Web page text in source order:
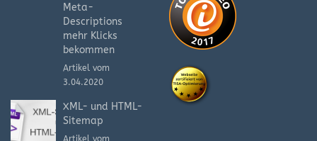
Meta-
Descriptions
mehr Klicks
bekommen
Artikel vom
3.04.2020
XML- und HTML-
Sitemap
Artikel vom